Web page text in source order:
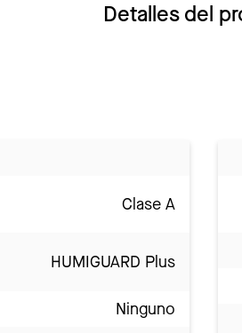
Detalles del
Clase A
HUMIGUARD Plus
Ninguno